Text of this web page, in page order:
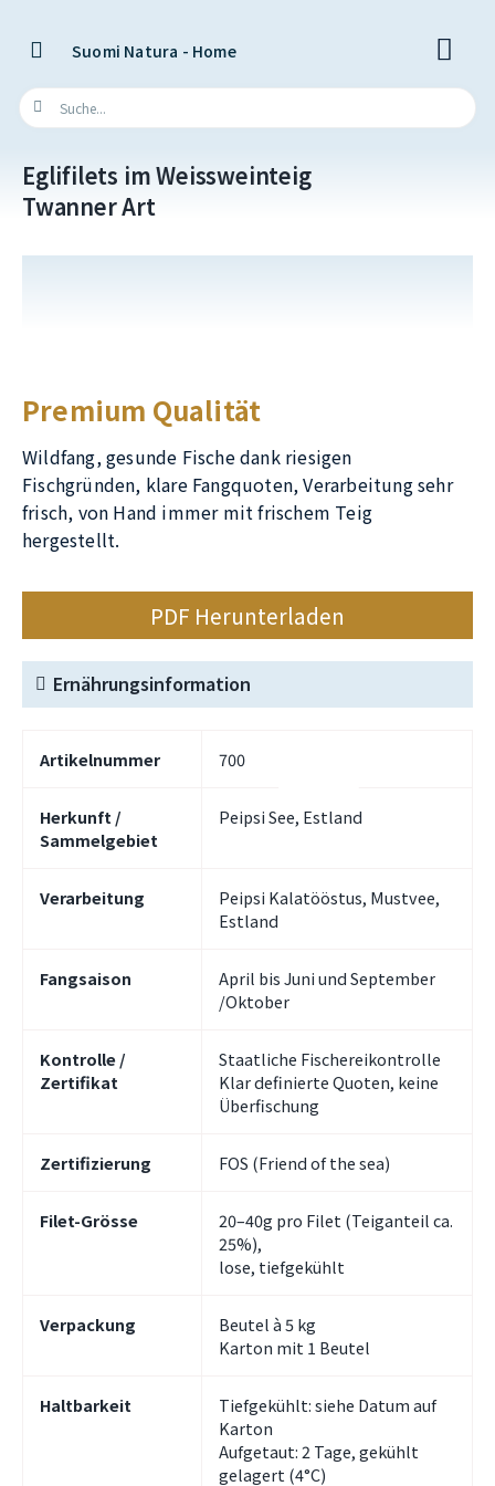
Suomi Natura - Home
Eglifilets im Weissweinteig
Twanner Art
Premium Qualität
Wildfang, gesunde Fische dank riesigen
Fischgründen, klare Fangquoten, Verarbeitung sehr
frisch, von Hand immer mit frischem Teig
hergestellt.
PDF Herunterladen
Ernährungsinformation
Artikelnummer 700
Herkunft /
Sammelgebiet
Peipsi See, Estland
Verarbeitung
Peipsi Kalatööstus, Mustvee,
Estland
Fangsaison
April bis Juni und September
/Oktober
Kontrolle /
Zertifikat
Staatliche Fischereikontrolle
Klar definierte Quoten, keine
Überfischung
Zertifizierung FOS (Friend of the sea)
Filet-Grösse
20–40g pro Filet (Teiganteil ca.
25%),
lose, tiefgekühlt
Verpackung
Beutel à 5 kg
Karton mit 1 Beutel
Haltbarkeit
Tiefgekühlt: siehe Datum auf
Karton
Aufgetaut: 2 Tage, gekühlt
gelagert (4°C)